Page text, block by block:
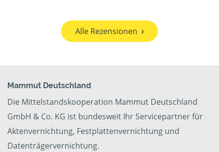
Alle Rezensionen
Mammut Deutschland
Die Mittelstandskooperation Mammut Deutschland
GmbH & Co. KG ist bundesweit Ihr Servicepartner für
Aktenvernichtung, Festplattenvernichtung und
Datenträgervernichtung.